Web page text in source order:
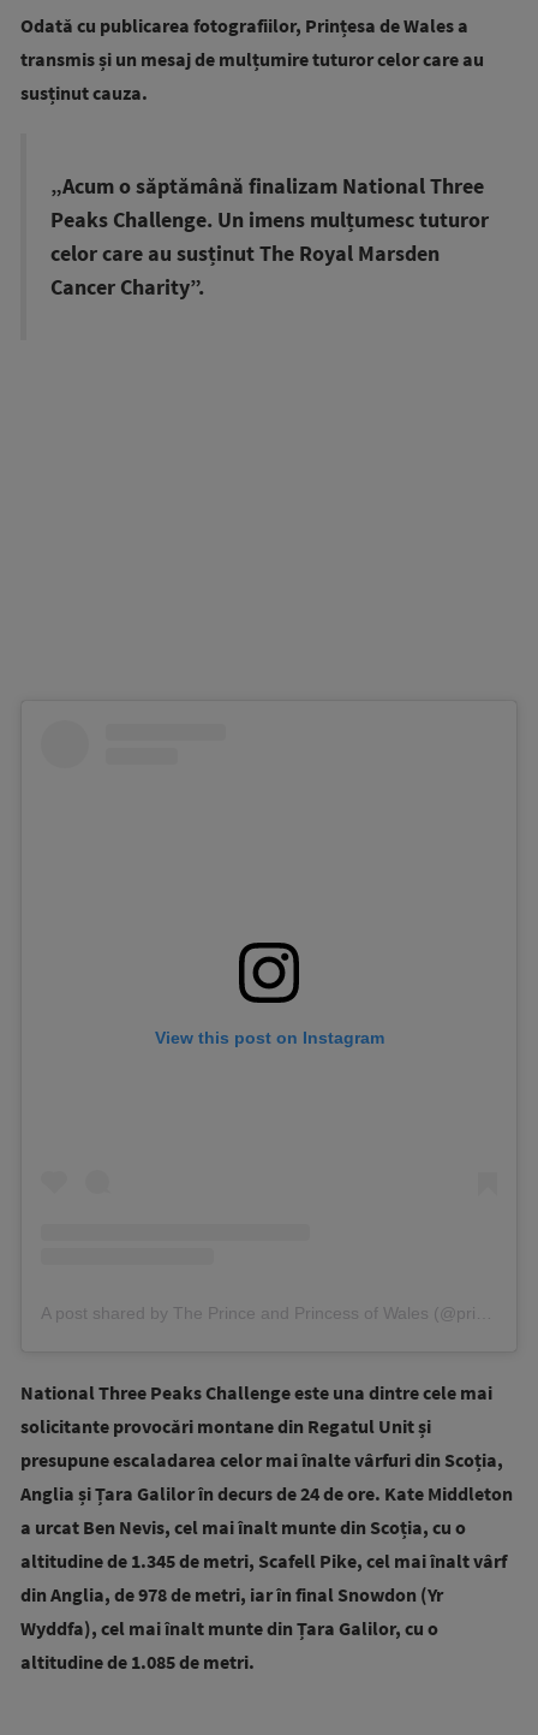
Odată cu publicarea fotografiilor, Prințesa de Wales a
transmis și un mesaj de mulțumire tuturor celor care au
susținut cauza.
„Acum o săptămână finalizam National Three
Peaks Challenge. Un imens mulțumesc tuturor
celor care au susținut The Royal Marsden
Cancer Charity”.
View this post on Instagram
A post shared by The Prince and Princess of Wales (@princeandprincessofwales)
National Three Peaks Challenge este una dintre cele mai
solicitante provocări montane din Regatul Unit și
presupune escaladarea celor mai înalte vârfuri din Scoția,
Anglia și Țara Galilor în decurs de 24 de ore. Kate Middleton
a urcat Ben Nevis, cel mai înalt munte din Scoția, cu o
altitudine de 1.345 de metri, Scafell Pike, cel mai înalt vârf
din Anglia, de 978 de metri, iar în final Snowdon (Yr
Wyddfa), cel mai înalt munte din Țara Galilor, cu o
altitudine de 1.085 de metri.